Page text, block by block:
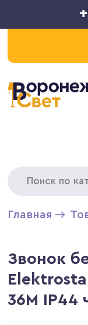
Главная
Звонок
36M IP44